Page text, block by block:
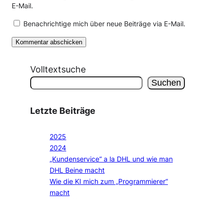
E-Mail.
Benachrichtige mich über neue Beiträge via E-Mail.
Volltextsuche
Suchen
Letzte Beiträge
2025
2024
„Kundenservice“ a la DHL und wie man
DHL Beine macht
Wie die KI mich zum „Programmierer“
macht